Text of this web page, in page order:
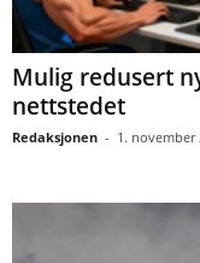
Mulig redusert
nettstedet
Redaksjonen - 1. november